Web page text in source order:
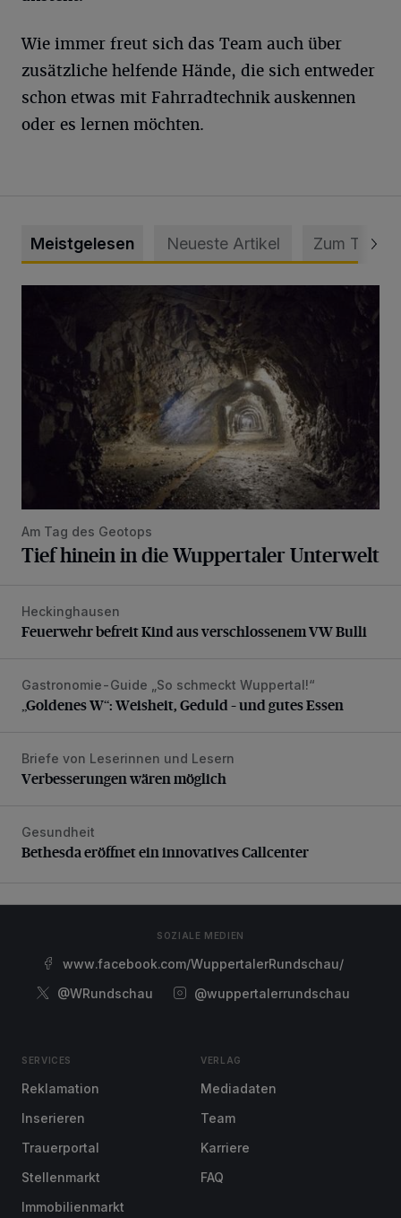
Wie immer freut sich das Team auch über
zusätzliche helfende Hände, die sich entweder
schon etwas mit Fahrradtechnik auskennen
oder es lernen möchten.
Meistgelesen Neueste Artikel Zum Thema
Am Tag des Geotops
Tief hinein in die Wuppertaler Unterwelt
Feuerwehr befreit Kind aus verschlossenem VW Bulli
Heckinghausen
Feuerwehr befreit Kind aus verschlossenem VW Bulli
„Goldenes W“: Weisheit, Geduld – und gutes Essen
Gastronomie-Guide „So schmeckt Wuppertal!“
„Goldenes W“: Weisheit, Geduld – und gutes Essen
Verbesserungen wären möglich
Briefe von Leserinnen und Lesern
Verbesserungen wären möglich
Bethesda eröffnet ein innovatives Callcenter
Gesundheit
Bethesda eröffnet ein innovatives Callcenter
SOZIALE MEDIEN
www.facebook.com/WuppertalerRundschau/
@WRundschau
@wuppertalerrundschau
SERVICES
Reklamation
Inserieren
Trauerportal
Stellenmarkt
Immobilienmarkt
VERLAG
Mediadaten
Team
Karriere
FAQ